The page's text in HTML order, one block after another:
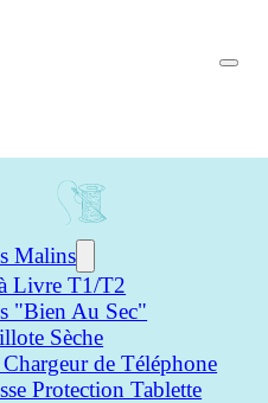
Malins
Livre T1/T2
"Bien Au Sec"
Sèche
de Téléphone
Protection Tablette